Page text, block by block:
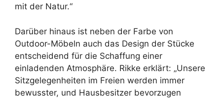
mit der Natur.“
Darüber hinaus ist neben der Farbe von
Outdoor-Möbeln auch das Design der Stücke
entscheidend für die Schaffung einer
einladenden Atmosphäre. Rikke erklärt: „Unsere
Sitzgelegenheiten im Freien werden immer
bewusster, und Hausbesitzer bevorzugen